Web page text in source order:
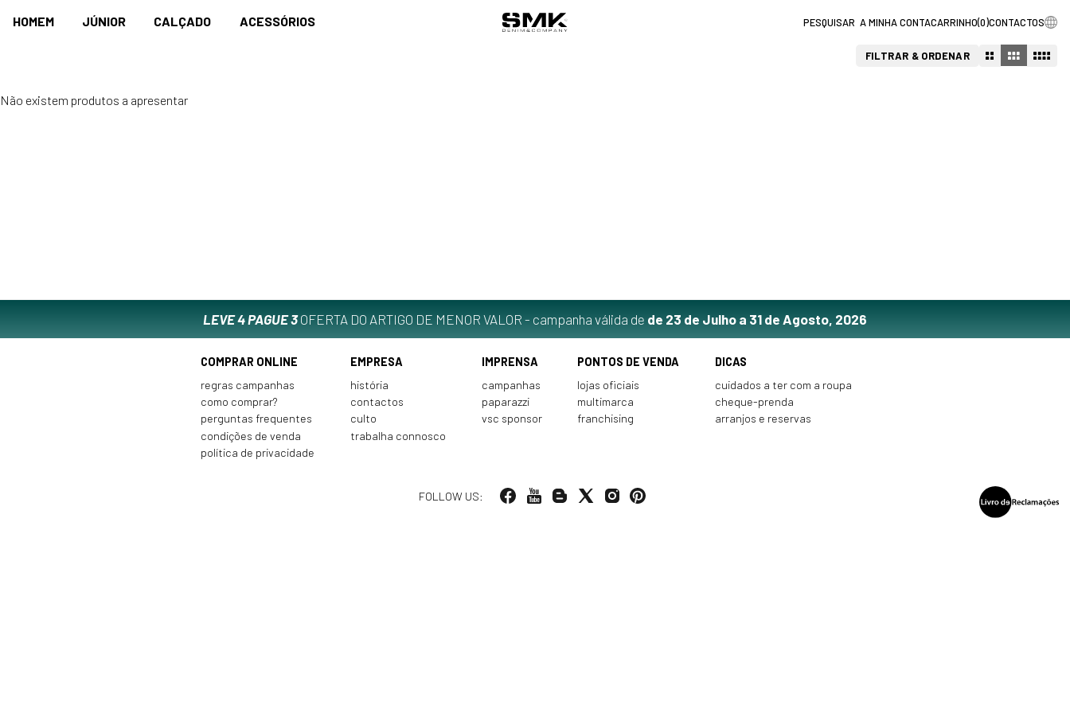
HOMEM JÚNIOR CALÇADO ACESSÓRIOS A MINHA CONTACARRINHO(0)CONTACTOS
FILTRAR & ORDENAR
Não existem produtos a apresentar
LEVE 4 PAGUE 3OFERTA DO ARTIGO DE MENOR VALOR - campanha válida de de 23 de Julho a 31 de Agosto, 2026
COMPRAR ONLINE
regras campanhas
como comprar?
perguntas frequentes
condições de venda
política de privacidade
EMPRESA
história
contactos
culto
trabalha connosco
IMPRENSA
campanhas
paparazzi
vsc sponsor
PONTOS DE VENDA
lojas oficiais
multimarca
franchising
DICAS
cuidados a ter com a roupa
cheque-prenda
arranjos e reservas
FOLLOW US: